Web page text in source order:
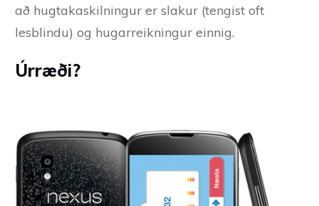
að hugtakaskilningur er slakur (tengist oft
lesblindu) og hugarreikningur einnig.
Úrræði?